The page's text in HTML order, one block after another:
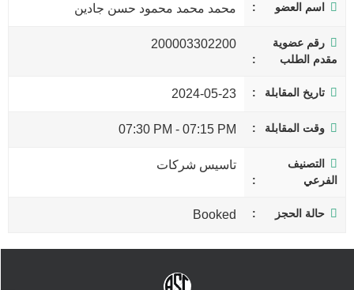
اسم العضو محمد محمد محمود حسن جادين
رقم عضوية
مقدم الطلب
200003302200
تاريخ المقابلة 2024-05-23
وقت المقابلة 07:15 PM
-
07:30 PM
التصنيف
الفرعي
تاسيس شركات
حالة الحجز Booked